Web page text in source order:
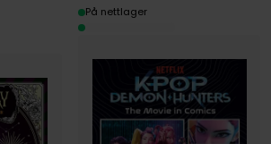
På nettlager